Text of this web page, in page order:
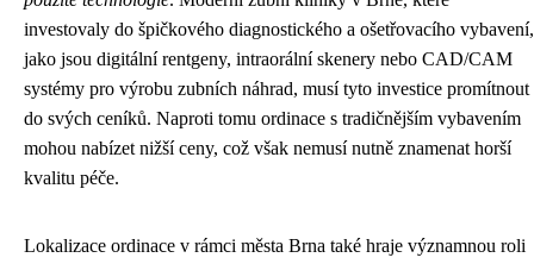
investovaly do špičkového diagnostického a ošetřovacího vybavení,
jako jsou digitální rentgeny, intraorální skenery nebo CAD/CAM
systémy pro výrobu zubních náhrad, musí tyto investice promítnout
do svých ceníků. Naproti tomu ordinace s tradičnějším vybavením
mohou nabízet nižší ceny, což však nemusí nutně znamenat horší
kvalitu péče.
Lokalizace ordinace v rámci města Brna také hraje významnou roli